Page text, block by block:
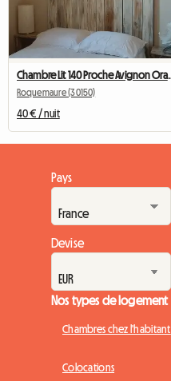
Chambre Lit 140 Proche Avignon Orange A 20 Mn De Marcoule
Roquemaure (30150)
40 € / nuit
Pays
Devise
Nos types de logement
Chambres chez l'habitant
Colocations